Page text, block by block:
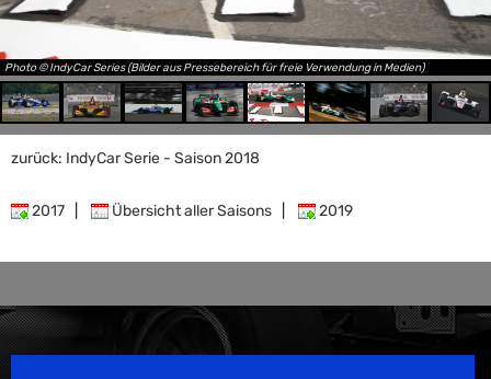
Photo © IndyCar Series (Bilder aus Pressebereich für freie Verwendung in Medien)
zurück: IndyCar Serie - Saison 2018
2017 Übersicht aller Saisons 2019